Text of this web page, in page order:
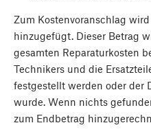
Zum Kostenvoranschlag
hinzugefügt. Dieser Betrag
gesamten Reparaturkosten
Technikers und die
festgestellt werden oder der
wurde. Wenn nichts
zum Endbetrag